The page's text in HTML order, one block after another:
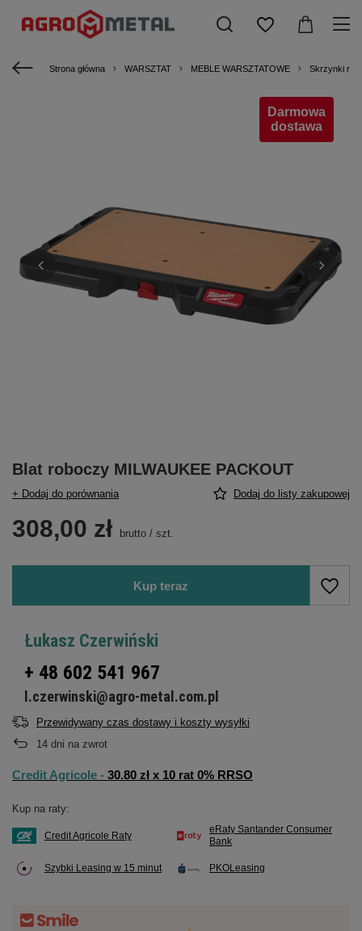
Strona główna WARSZTAT MEBLE WARSZTATOWE Skrzynki
Darmowa
dostawa
Blat roboczy MILWAUKEE PACKOUT
+ Dodaj do porównania Dodaj do listy zakupowej
308,00 zł brutto / szt.
Kup teraz
Łukasz Czerwiński
+ 48 602 541 967
l.czerwinski@agro-metal.com.pl
Przewidywany czas dostawy i koszty wysyłki
14 dni na zwrot
Credit Agricole - 30.80 zł x 10 rat 0% RRSO
Kup na raty:
Credit Agricole Raty
eRaty Santander Consumer
Bank
Szybki Leasing w 15 minut PKOLeasing